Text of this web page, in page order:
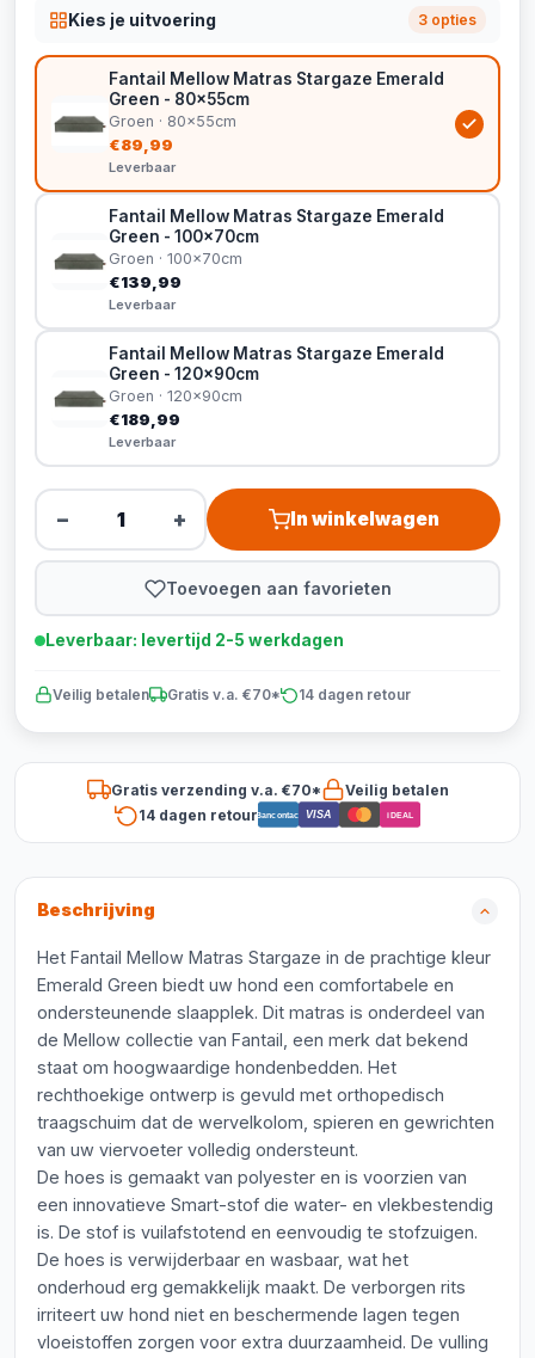
Kies je uitvoering 3 opties
Fantail Mellow Matras Stargaze Emerald
Green - 80x55cm
Groen · 80x55cm
€89,99
Leverbaar
Fantail Mellow Matras Stargaze Emerald
Green - 100x70cm
Groen · 100x70cm
€139,99
Leverbaar
Fantail Mellow Matras Stargaze Emerald
Green - 120x90cm
Groen · 120x90cm
€189,99
Leverbaar
− + In winkelwagen
Toevoegen aan favorieten
Leverbaar: levertijd 2-5 werkdagen
Veilig betalen Gratis v.a. €70* 14 dagen retour
Gratis verzending v.a. €70*
Veilig betalen
14 dagen retourBancontact VISA iDEAL
Beschrijving
Het Fantail Mellow Matras Stargaze in de prachtige kleur
Emerald Green biedt uw hond een comfortabele en
ondersteunende slaapplek. Dit matras is onderdeel van
de Mellow collectie van Fantail, een merk dat bekend
staat om hoogwaardige hondenbedden. Het
rechthoekige ontwerp is gevuld met orthopedisch
traagschuim dat de wervelkolom, spieren en gewrichten
van uw viervoeter volledig ondersteunt.
De hoes is gemaakt van polyester en is voorzien van
een innovatieve Smart-stof die water- en vlekbestendig
is. De stof is vuilafstotend en eenvoudig te stofzuigen.
De hoes is verwijderbaar en wasbaar, wat het
onderhoud erg gemakkelijk maakt. De verborgen rits
irriteert uw hond niet en beschermende lagen tegen
vloeistoffen zorgen voor extra duurzaamheid. De vulling